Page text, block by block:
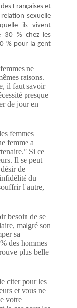
Françaises et
sexuelle
ils vivent
30 % chez les
% pour la gent
ne
raisons.
il faut savoir
presque
de jour en
femmes
femme a
Si ce
Il se peut
de
du
l’autre,
besoin de se
malgré son
sa
des hommes
plus belle
citer pour les
et vous ne
votre